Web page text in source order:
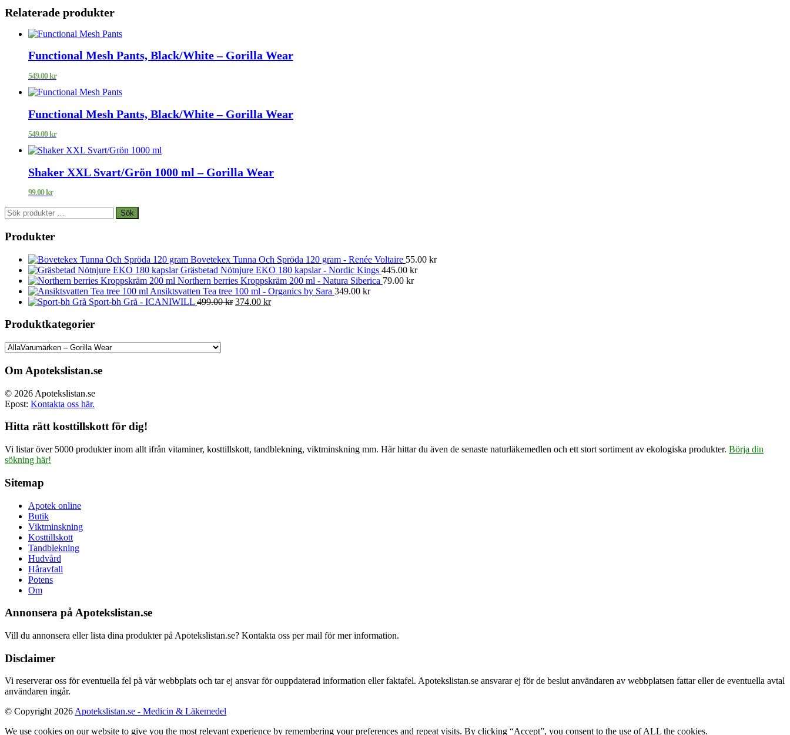
Relaterade produkter
Functional Mesh Pants, Black/White – Gorilla Wear
549.00kr
Functional Mesh Pants, Black/White – Gorilla Wear
549.00kr
Shaker XXL Svart/Grön 1000 ml – Gorilla Wear
99.00kr
Sök
efter:
Sök
Produkter
Bovetekex Tunna Och Spröda 120 gram - Renée Voltaire 55.00 kr
Gräsbetad Nötnjure EKO 180 kapslar - Nordic Kings 445.00 kr
Northern berries Kroppskräm 200 ml - Natura Siberica 79.00 kr
Ansiktsvatten Tea tree 100 ml - Organics by Sara 349.00 kr
Sport-bh Grå - ICANIWILL 499.00kr Det
374.00 krDet
Produktkategorier
Om Apotekslistan.se
© 2026 Apotekslistan.se
Epost: Kontakta oss här.
Hitta rätt kosttillskott för dig!
Vi listar över 5000 produkter inom allt ifrån vitaminer, kosttillskott, tandblekning, viktminskning mm. Här hittar du även de senaste naturläkemedlen och ett stort sortiment av ekologiska produkter. Börja din
sökning här!
Sitemap
Apotek online
Butik
Viktminskning
Kosttillskott
Tandblekning
Hudvård
Håravfall
Potens
Om
Annonsera på Apotekslistan.se
Vill du annonsera eller lista dina produkter på Apotekslistan.se? Kontakta oss per mail för mer information.
Disclaimer
Vi reserverar oss för eventuella fel på vår webbplats och tar ej ansvar för ouppdaterad information eller faktafel. Apotekslistan.se ansvarar ej för de beslut användaren av webbplatsen fattar eller de eventuella avtal
användaren ingår.
© Copyright 2026 Apotekslistan.se - Medicin & Läkemedel
We use cookies on our website to give you the most relevant experience by remembering your preferences and repeat visits. By clicking “Accept”, you consent to the use of ALL the cookies.